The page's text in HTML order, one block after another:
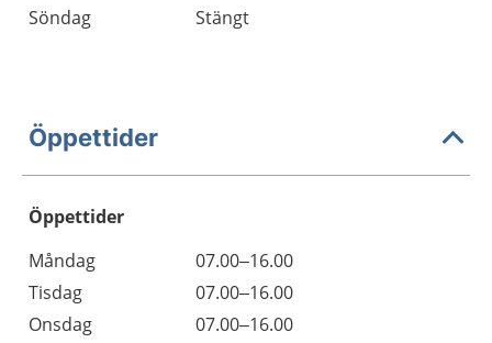
Söndag
Stängt
Öppettider
Öppettider
Dag
Öppettider
Kommentarer
Måndag
07.00–16.00
Tisdag
07.00–16.00
Onsdag
07.00–16.00